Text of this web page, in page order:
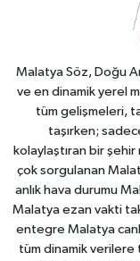
Malatya Söz, Doğu
ve en dinamik yerel
tüm gelişmeleri,
taşırken;
kolaylaştıran bir
çok sorgulanan
anlık hava durumu
Malatya ezan vakti
entegre Malatya
tüm dinamik verilere